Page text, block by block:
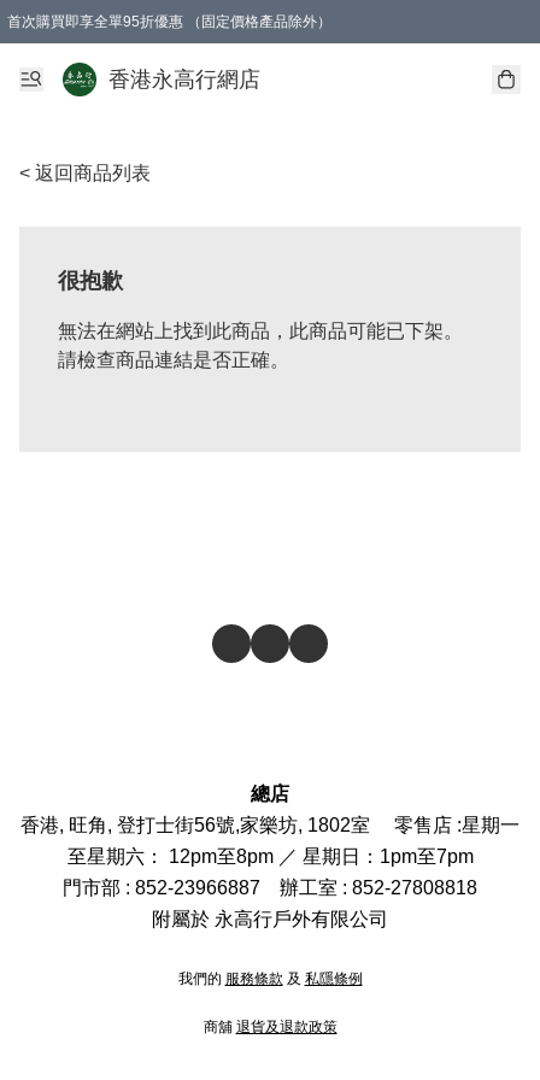
首次購買即享全單95折優惠 （固定價格產品除外）
澳門地區購物滿$800免運費
香港地區購物滿$600免運費
購買滿HK$1000即可免費獲得一個GEARLEX Small Ear Carabiner 2.0 扣環（贈品
香港永高行網店
< 返回商品列表
很抱歉
無法在網站上找到此商品，此商品可能已下架。
請檢查商品連結是否正確。
總店
香港, 旺角, 登打士街56號,家樂坊, 1802室 零售店 :星期一
至星期六： 12pm至8pm ／ 星期日：1pm至7pm
門市部 : 852-23966887 辦工室 : 852-27808818
附屬於 永高行戶外有限公司
我們的 服務條款 及 私隱條例
商舖 退貨及退款政策